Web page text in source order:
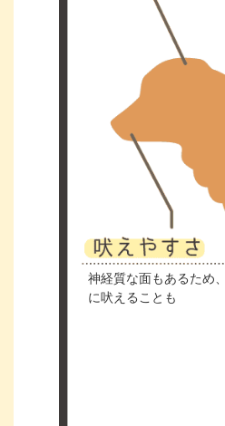
神経質な面もあるため
に吠えることも